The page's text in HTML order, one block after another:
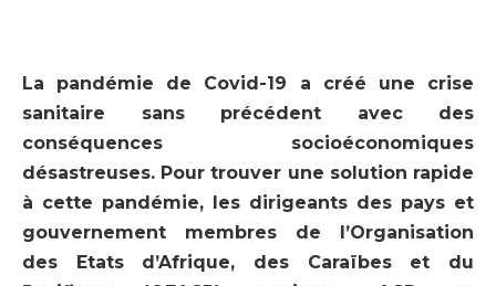
La pandémie de Covid-19 a créé une crise
sanitaire sans précédent avec des
conséquences socioéconomiques
désastreuses. Pour trouver une solution rapide
à cette pandémie, les dirigeants des pays et
gouvernement membres de l’Organisation
des Etats d’Afrique, des Caraïbes et du